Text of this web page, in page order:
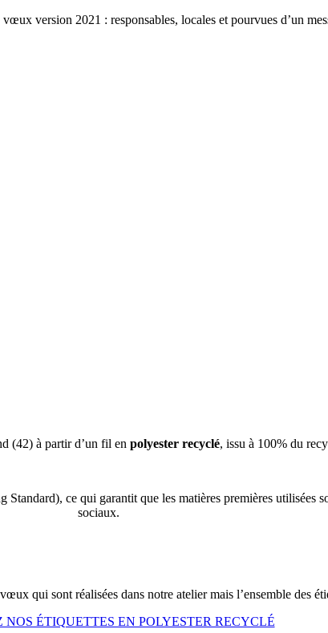
version 2021 : responsables, locales et pourvues d’un
(42) à partir d’un fil en polyester recyclé, issu à 100% du
ce qui garantit que les matières premières utilisées
sociaux.
qui sont réalisées dans notre atelier mais l’ensemble des
NOS ÉTIQUETTES EN POLYESTER RECYCLÉ